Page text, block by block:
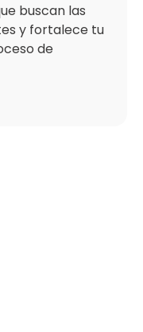
buscan las
y fortalece tu
de